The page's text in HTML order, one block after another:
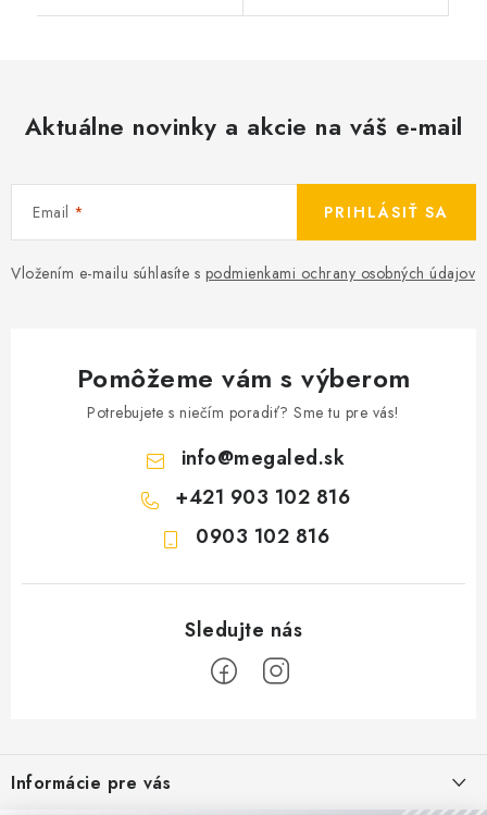
Aktuálne novinky a akcie na váš e-mail
Email
Vložením e-mailu súhlasíte s podmienkami ochrany osobných údajov
PRIHLÁSIŤ SA
Pomôžeme vám s výberom
Potrebujete s niečím poradiť? Sme tu pre vás!
info@megaled.sk
+421 903 102 816
0903 102 816
pInformácie pre vás